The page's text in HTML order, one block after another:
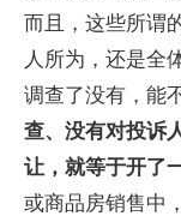
而且，这些所谓
人所为，还是全
调查了没有，能
查、没有对投诉
让，就等于开了
或商品房销售中